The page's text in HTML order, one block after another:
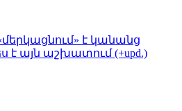
է կանանց
է այն աշխատում (+upd.)